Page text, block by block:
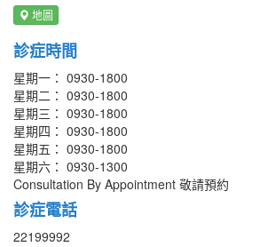
地圖
診症時間
星期一： 0930-1800
星期二： 0930-1800
星期三： 0930-1800
星期四： 0930-1800
星期五： 0930-1800
星期六： 0930-1300
Consultation By Appointment 敬請預約
診症電話
22199992